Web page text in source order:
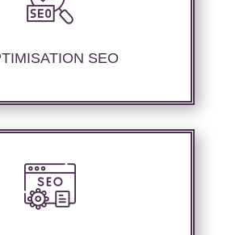
SEO
technique de site web,
de référencement.
un suivi et un rapport de
détaillé pour vous aider à